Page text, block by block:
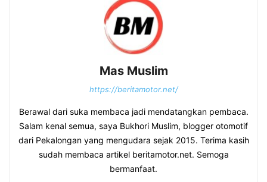
Mas Muslim
https://beritamotor.net/
Berawal dari suka membaca jadi mendatangkan pembaca.
Salam kenal semua, saya Bukhori Muslim, blogger otomotif
dari Pekalongan yang mengudara sejak 2015. Terima kasih
sudah membaca artikel beritamotor.net. Semoga
bermanfaat.